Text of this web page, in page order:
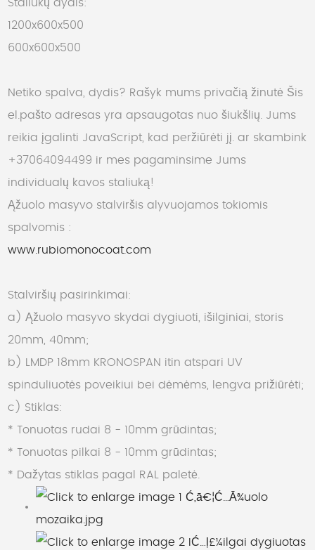
Staliukų dydis:
1200x600x500
600x600x500
Netiko spalva, dydis? Rašyk mums privačią žinutė Šis
el.pašto adresas yra apsaugotas nuo šiukšlių. Jums
reikia įgalinti JavaScript, kad peržiūrėti jį. ar skambink
+37064094499 ir mes pagaminsime Jums
individualų kavos staliuką!
Ąžuolo masyvo stalviršis alyvuojamos tokiomis
spalvomis :
www.rubiomonocoat.com
Stalviršių pasirinkimai:
a) Ąžuolo masyvo skydai dygiuoti, išilginiai, storis
20mm, 40mm;
b) LMDP 18mm KRONOSPAN itin atspari UV
spinduliuotės poveikiui bei dėmėms, lengva prižiūrėti;
c) Stiklas:
* Tonuotas rudai 8 - 10mm grūdintas;
* Tonuotas pilkai 8 - 10mm grūdintas;
* Dažytas stiklas pagal RAL paletė.